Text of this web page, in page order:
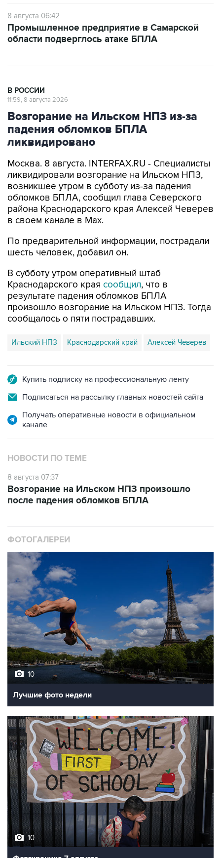
области подверглось атаке БПЛА
Возгорание на Ильском НПЗ из-за
падения обломков БПЛА
ликвидировано
Москва. 8 августа. INTERFAX.RU - Специалисты
возникшее утром в субботу из-за падения
обломков БПЛА, сообщил глава Северского
района Краснодарского края Алексей Чеверев
в своем канале в Max.
По предварительной информации, пострадали
В субботу утром оперативный штаб
результате падения обломков БПЛА
произошло возгорание на Ильском НПЗ. Тогда
сообщалось о пяти пострадавших.
Ильский НПЗ Краснодарский край Алексей Чеверев
Подписаться на рассылку главных новостей сайта
Получать оперативные новости в официальном
НОВОСТИ ПО ТЕМЕ
8 августа 07:37
после падения обломков БПЛА
10
Лучшие фото недели
10
Фотохроника 7 августа